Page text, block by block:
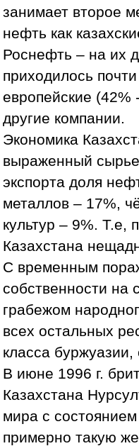
занимает второе
нефть как
Роснефть – на их
приходилось
европейские (42%
другие компании.
Экономика
выраженный
экспорта доля
металлов – 17%,
культур – 9%.
Казахстана
С временным
собственности на
грабежом
всех остальных
класса буржуазии,
В июне 1996 г.
Казахстана
мира с
примерно такую